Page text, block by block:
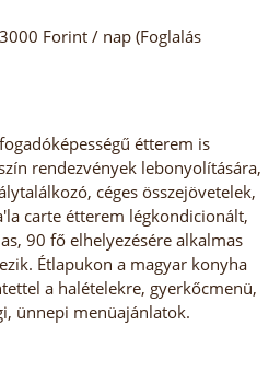
Forint / nap (Foglalás
étterem is
rendezvények lebonyolítására,
céges összejövetelek,
carte étterem légkondicionált,
90 fő elhelyezésére alkalmas
Étlapukon a magyar konyha
a halételekre, gyerkőcmenü,
ünnepi menüajánlatok.